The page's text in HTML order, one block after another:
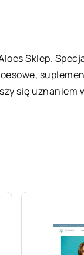
Sklep.
się uznaniem